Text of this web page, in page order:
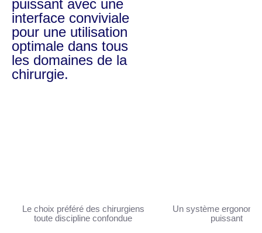
puissant avec une
interface conviviale
pour une utilisation
optimale dans tous
les domaines de la
chirurgie.
Le choix préféré des chirurgiens
toute discipline confondue
Un système
puissant